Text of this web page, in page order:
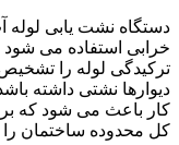
دستگاه نشت یابی لوله
خرابی استفاده می شود
ترکیدگی لوله را
دیوارها نشتی داشته
کار باعث می شود که
کل محدوده ساختمان را